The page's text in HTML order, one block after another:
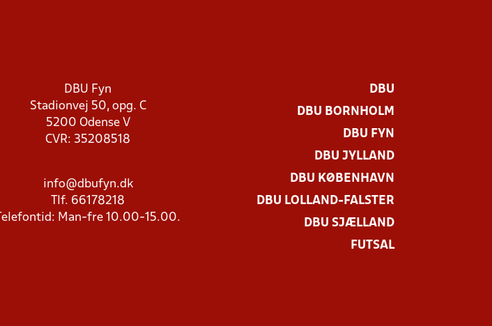
DBU Fyn
Stadionvej 50, opg. C
5200 Odense V
CVR: 35208518
info@dbufyn.dk
Tlf. 66178218
Telefontid: Man-fre 10.00-15.00.
DBU
DBU BORNHOLM
DBU FYN
DBU JYLLAND
DBU KØBENHAVN
DBU LOLLAND-FALSTER
DBU SJÆLLAND
FUTSAL